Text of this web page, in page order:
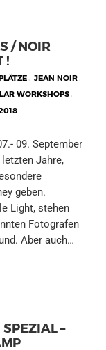
/ NOIR
!
, JEAN NOIR ,
WORKSHOPS ,
09. September
Jahre,
geben.
Light, stehen
Fotografen
Aber auch…
–